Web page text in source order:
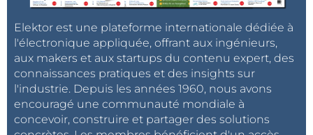
Elektor est une plateforme internationale dédiée à
l'électronique appliquée, offrant aux ingénieurs,
aux makers et aux startups du contenu expert, des
connaissances pratiques et des insights sur
l'industrie. Depuis les années 1960, nous avons
encouragé une communauté mondiale à
concevoir, construire et partager des solutions